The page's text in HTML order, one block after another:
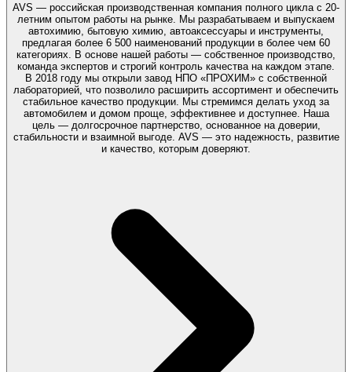
AVS — российская производственная компания полного цикла с 20-
летним опытом работы на рынке. Мы разрабатываем и выпускаем
автохимию, бытовую химию, автоаксессуары и инструменты,
предлагая более 6 500 наименований продукции в более чем 60
категориях. В основе нашей работы — собственное производство,
команда экспертов и строгий контроль качества на каждом этапе.
В 2018 году мы открыли завод НПО «ПРОХИМ» с собственной
лабораторией, что позволило расширить ассортимент и обеспечить
стабильное качество продукции. Мы стремимся делать уход за
автомобилем и домом проще, эффективнее и доступнее. Наша
цель — долгосрочное партнерство, основанное на доверии,
стабильности и взаимной выгоде. AVS — это надежность, развитие
и качество, которым доверяют.